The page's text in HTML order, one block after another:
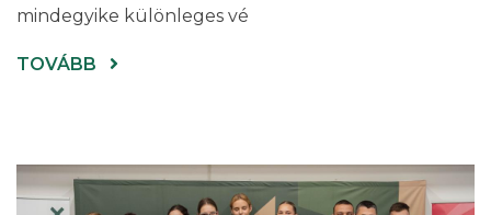
mindegyike különleges vé
TOVÁBB
(MEGTARTOTTA
LÖVÉSZETÉRT
FELELŐS
TAGOZATA)